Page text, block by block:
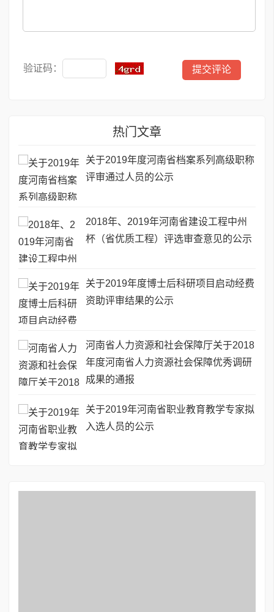
验证码：
热门文章
关于2019年度河南省档案系列高级职称
评审通过人员的公示
2018年、2019年河南省建设工程中州
杯（省优质工程）评选审查意见的公示
关于2019年度博士后科研项目启动经费
资助评审结果的公示
河南省人力资源和社会保障厅关于2018
年度河南省人力资源社会保障优秀调研
成果的通报
关于2019年河南省职业教育教学专家拟
入选人员的公示